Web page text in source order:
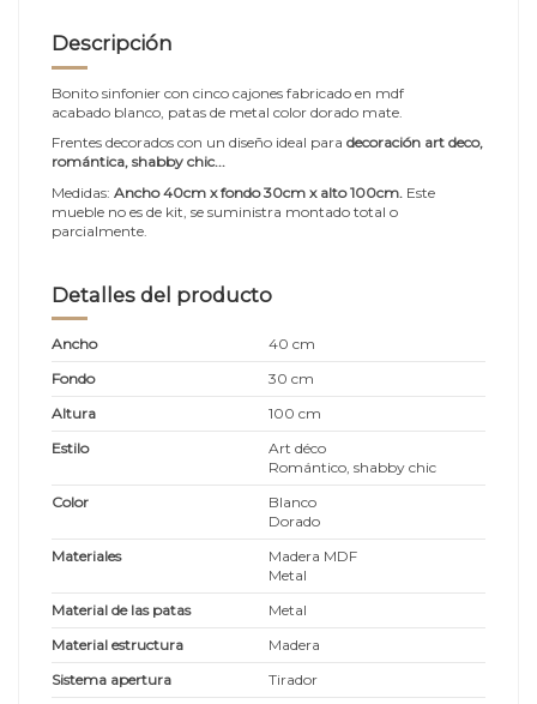
Descripción
Bonito sinfonier con cinco cajones fabricado en mdf
acabado blanco, patas de metal color dorado mate.
Frentes decorados con un diseño ideal para decoración art deco,
romántica, shabby chic...
Medidas: Ancho 40cm x fondo 30cm x alto 100cm. Este
mueble no es de kit, se suministra montado total o
parcialmente.
Detalles del producto
Ancho
40 cm
Fondo
30 cm
Altura
100 cm
Estilo
Art déco
Romántico, shabby chic
Color
Blanco
Dorado
Materiales
Madera MDF
Metal
Material de las patas
Metal
Material estructura
Madera
Sistema apertura
Tirador